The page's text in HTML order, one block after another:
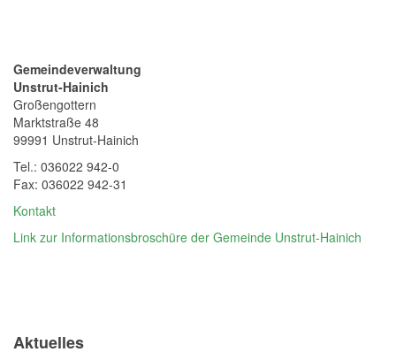
Gemeindeverwaltung
Unstrut-Hainich
Großengottern
Marktstraße 48
99991 Unstrut-Hainich
Tel.: 036022 942-0
Fax: 036022 942-31
Kontakt
Link zur Informationsbroschüre der Gemeinde Unstrut-Hainich
Aktuelles